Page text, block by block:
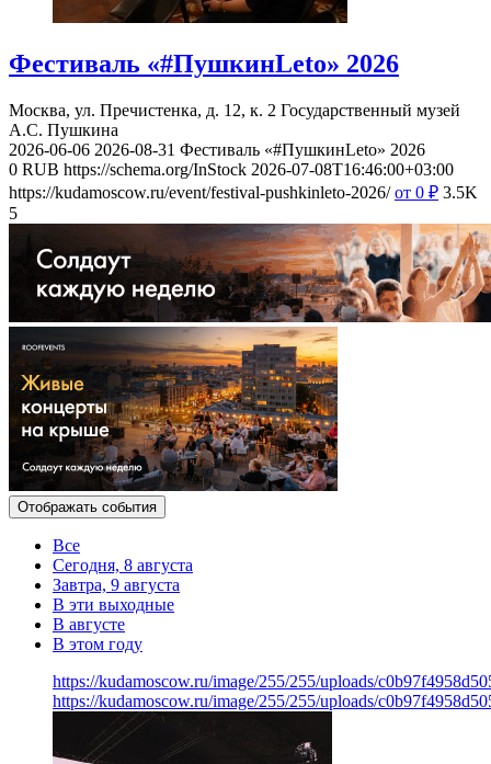
Фестиваль «#ПушкинLeto» 2026
Москва, ул. Пречистенка, д. 12, к. 2 Государственный музей
А.С. Пушкина
2026-06-06 2026-08-31 Фестиваль «#ПушкинLeto» 2026
0 RUB https://schema.org/InStock 2026-07-08T16:46:00+03:00
https://kudamoscow.ru/event/festival-pushkinleto-2026/ от 0 ₽ 3.5K
5
Отображать события
Все
Сегодня, 8 августа
Завтра, 9 августа
В эти выходные
В августе
В этом году
https://kudamoscow.ru/image/255/255/uploads/
https://kudamoscow.ru/image/255/255/uploads/